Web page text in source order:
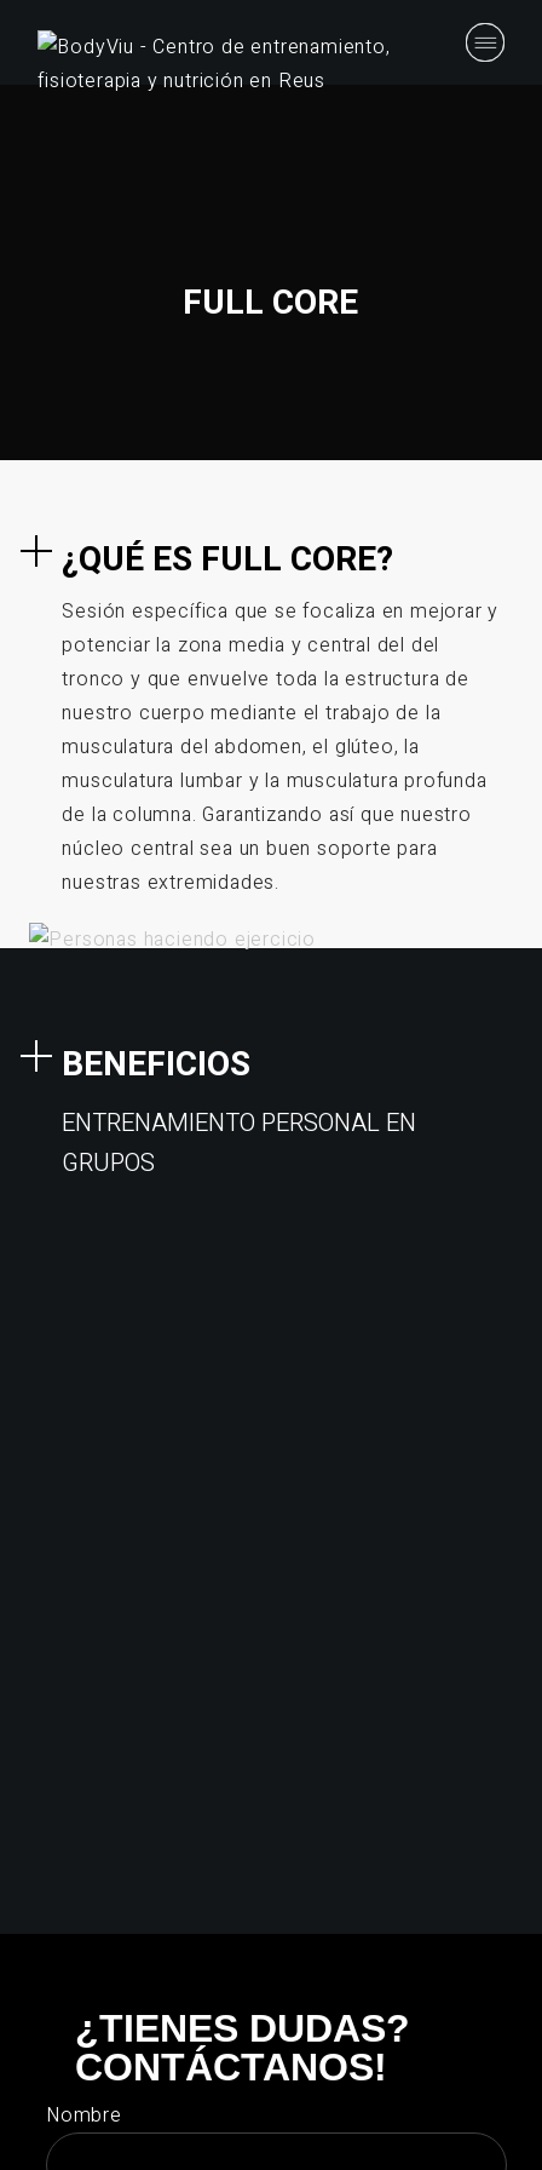
FULL CORE
¿QUÉ ES FULL CORE?
Sesión específica que se focaliza en mejorar y
potenciar la zona media y central del del
tronco y que envuelve toda la estructura de
nuestro cuerpo mediante el trabajo de la
musculatura del abdomen, el glúteo, la
musculatura lumbar y la musculatura profunda
de la columna. Garantizando así que nuestro
núcleo central sea un buen soporte para
nuestras extremidades.
BENEFICIOS
ENTRENAMIENTO PERSONAL EN
GRUPOS
¿TIENES DUDAS?
CONTÁCTANOS!
Nombre